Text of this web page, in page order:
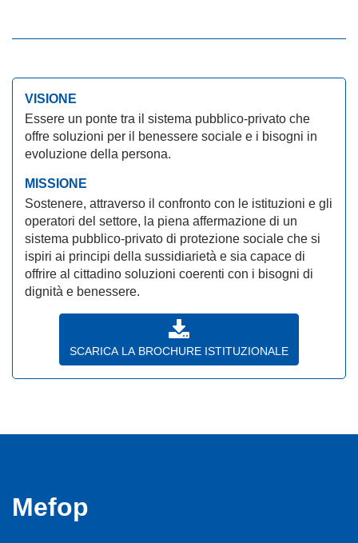
VISIONE
Essere un ponte tra il sistema pubblico-privato che
offre soluzioni per il benessere sociale e i bisogni in
evoluzione della persona.
MISSIONE
Sostenere, attraverso il confronto con le istituzioni e gli
operatori del settore, la piena affermazione di un
sistema pubblico-privato di protezione sociale che si
ispiri ai principi della sussidiarietà e sia capace di
offrire al cittadino soluzioni coerenti con i bisogni di
dignità e benessere.
SCARICA LA BROCHURE ISTITUZIONALE
Mefop